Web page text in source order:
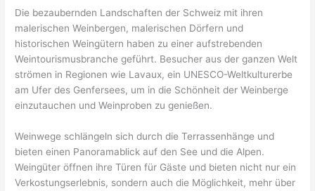
Die bezaubernden Landschaften der Schweiz mit ihren
malerischen Weinbergen, malerischen Dörfern und
historischen Weingütern haben zu einer aufstrebenden
Weintourismusbranche geführt. Besucher aus der ganzen Welt
strömen in Regionen wie Lavaux, ein UNESCO-Weltkulturerbe
am Ufer des Genfersees, um in die Schönheit der Weinberge
einzutauchen und Weinproben zu genießen.
Weinwege schlängeln sich durch die Terrassenhänge und
bieten einen Panoramablick auf den See und die Alpen.
Weingüter öffnen ihre Türen für Gäste und bieten nicht nur ein
Verkostungserlebnis, sondern auch die Möglichkeit, mehr über